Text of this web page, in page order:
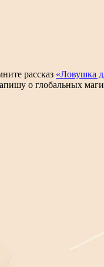
рассказ «Ловушка
о глобальных